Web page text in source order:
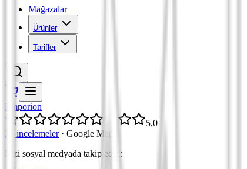
Mağazalar
Ürünler
Tarifler
Emporion
5,0
21 incelemeler · Google Maps
Bizi sosyal medyada takip edin :